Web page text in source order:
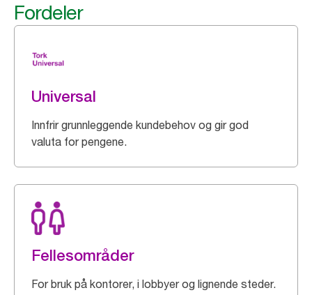
Fordeler
Universal
Innfrir grunnleggende kundebehov og gir god
valuta for pengene.
Fellesområder
For bruk på kontorer, i lobbyer og lignende steder.